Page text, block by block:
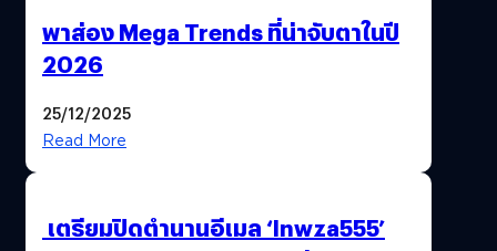
พาส่อง Mega Trends ที่น่าจับตาในปี
2026
25/12/2025
Read More
เตรียมปิดตำนานอีเมล ‘lnwza555’